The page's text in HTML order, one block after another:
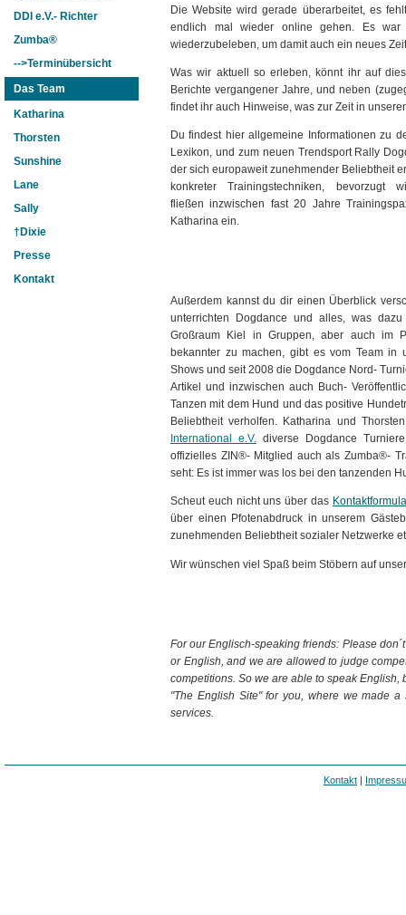
DDI e.V.- Richter
Zumba®
-->Terminübersicht
Das Team
Katharina
Thorsten
Sunshine
Lane
Sally
†Dixie
Presse
Kontakt
Die Website wird gerade überarbeitet, es
endlich mal wieder online gehen. Es war
wiederzubeleben, um damit auch ein neues
Was wir aktuell so erleben, könnt ihr auf
Berichte vergangener Jahre, und neben
findet ihr auch Hinweise, was zur Zeit in
Du findest hier allgemeine Informationen zu
Lexikon, und zum neuen Trendsport Rally
der sich europaweit zunehmender Beliebtheit
konkreter Trainingstechniken,
fließen inzwischen fast 20 Jahre
Katharina ein.
Außerdem kannst du dir einen Überblick
unterrichten Dogdance und alles, was
Großraum Kiel in Gruppen, aber auch im
bekannter zu machen, gibt es vom Team in
Shows und seit 2008 die Dogdance Nord-
Artikel und inzwischen auch Buch-
Tanzen mit dem Hund und das positive
Beliebtheit verholfen. Katharina und
International e.V.diverse Dogdance
offizielles ZIN®- Mitglied auch als Zumba®-
seht: Es ist immer was los bei den tanzenden
Scheut euch nicht uns über das
über einen Pfotenabdruck in unserem
zunehmenden Beliebtheit sozialer Netzwerke
Wir wünschen viel Spaß beim Stöbern auf
For our Englisch-speaking friends: Please
or English, and we are allowed to judge
competitions. So we are able to speak English,
"The English Site" for you, where we made
services.
Kontakt |